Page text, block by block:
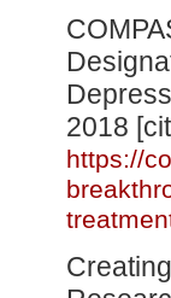
2018
https://